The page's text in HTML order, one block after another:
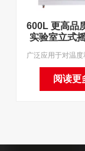
600L 更高品
实验室立式
养箱
阅读更